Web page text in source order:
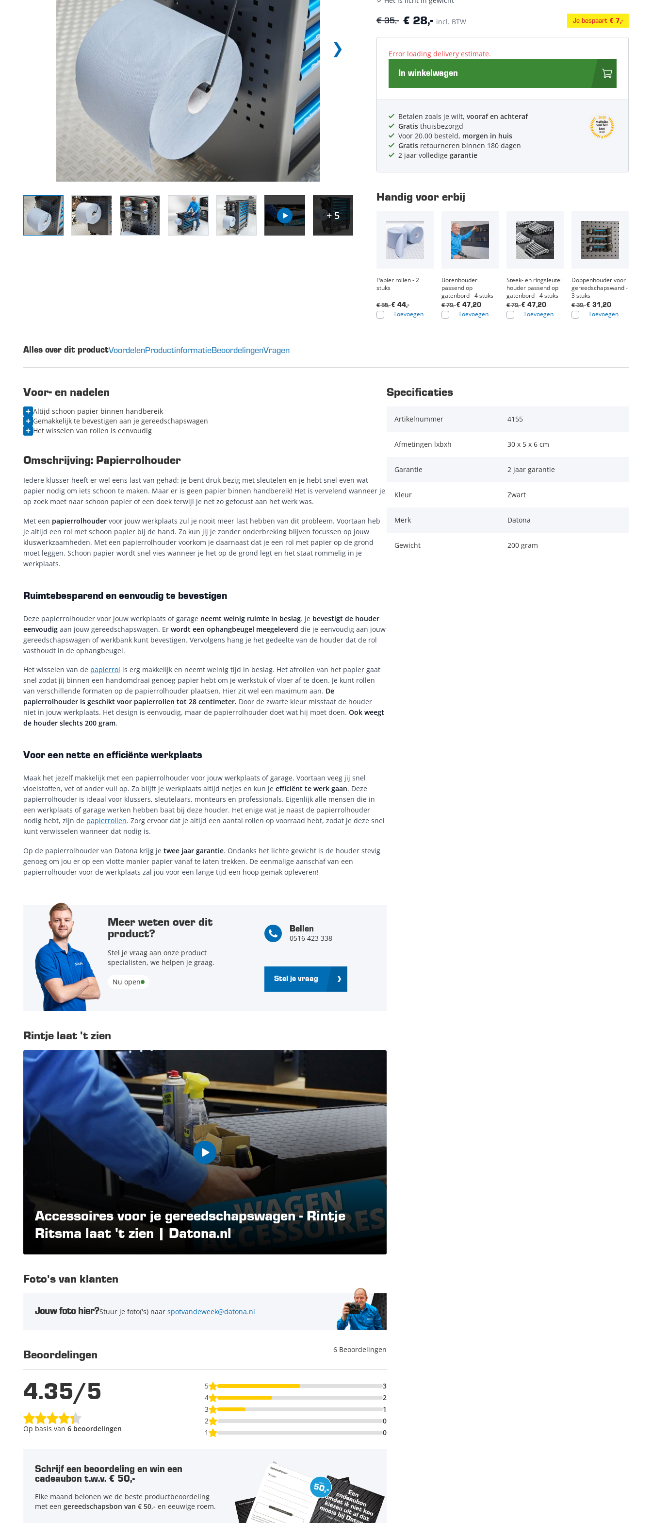
+ 5
€ 35,- € 28,- incl. BTW Je bespaart € 7,-
Error loading delivery estimate.
In winkelwagen
Betalen zoals je wilt, vooraf en achteraf
Gratis thuisbezorgd
Voor 20.00 besteld, morgen in huis
Gratis retourneren binnen 180 dagen
2 jaar volledige garantie
Handig voor erbij
Papier rollen - 2
stuks
€ 44,-
€ 55,-
Toevoegen
Borenhouder
passend op
gatenbord - 4 stuks
€ 47,20
€ 79,-
Toevoegen
Steek- en ringsleutel
houder passend op
gatenbord - 4 stuks
€ 47,20
€ 79,-
Toevoegen
Doppenhouder voor
gereedschapswand -
3 stuks
€ 31,20
€ 39,-
Toevoegen
Alles over dit productVoordelenProductinformatieBeoordelingenVragen
Specificaties
Artikelnummer 4155
Afmetingen lxbxh 30 x 5 x 6 cm
Garantie 2 jaar garantie
Kleur Zwart
Merk Datona
Gewicht 200 gram
Voor- en nadelen
Altijd schoon papier binnen handbereik
Gemakkelijk te bevestigen aan je gereedschapswagen
Het wisselen van rollen is eenvoudig
Omschrijving: Papierrolhouder
Iedere klusser heeft er wel eens last van gehad: je bent druk bezig met sleutelen en je hebt snel even wat
papier nodig om iets schoon te maken. Maar er is geen papier binnen handbereik! Het is vervelend wanneer je
op zoek moet naar schoon papier of een doek terwijl je net zo gefocust aan het werk was.
Met een papierrolhouder voor jouw werkplaats zul je nooit meer last hebben van dit probleem. Voortaan heb
je altijd een rol met schoon papier bij de hand. Zo kun jij je zonder onderbreking blijven focussen op jouw
kluswerkzaamheden. Met een papierrolhouder voorkom je daarnaast dat je een rol met papier op de grond
moet leggen. Schoon papier wordt snel vies wanneer je het op de grond legt en het staat rommelig in je
werkplaats.
Ruimtebesparend en eenvoudig te bevestigen
Deze papierrolhouder voor jouw werkplaats of garage neemt weinig ruimte in beslag. Je bevestigt de houder
eenvoudig aan jouw gereedschapswagen. Er wordt een ophangbeugel meegeleverd die je eenvoudig aan jouw
gereedschapswagen of werkbank kunt bevestigen. Vervolgens hang je het gedeelte van de houder dat de rol
vasthoudt in de ophangbeugel.
Het wisselen van de papierrol is erg makkelijk en neemt weinig tijd in beslag. Het afrollen van het papier gaat
snel zodat jij binnen een handomdraai genoeg papier hebt om je werkstuk of vloer af te doen. Je kunt rollen
van verschillende formaten op de papierrolhouder plaatsen. Hier zit wel een maximum aan. De
papierrolhouder is geschikt voor papierrollen tot 28 centimeter. Door de zwarte kleur misstaat de houder
niet in jouw werkplaats. Het design is eenvoudig, maar de papierrolhouder doet wat hij moet doen. Ook weegt
de houder slechts 200 gram.
Voor een nette en efficiënte werkplaats
Maak het jezelf makkelijk met een papierrolhouder voor jouw werkplaats of garage. Voortaan veeg jij snel
vloeistoffen, vet of ander vuil op. Zo blijft je werkplaats altijd netjes en kun je efficiënt te werk gaan. Deze
papierrolhouder is ideaal voor klussers, sleutelaars, monteurs en professionals. Eigenlijk alle mensen die in
een werkplaats of garage werken hebben baat bij deze houder. Het enige wat je naast de papierrolhouder
nodig hebt, zijn de papierrollen. Zorg ervoor dat je altijd een aantal rollen op voorraad hebt, zodat je deze snel
kunt verwisselen wanneer dat nodig is.
Op de papierrolhouder van Datona krijg je twee jaar garantie. Ondanks het lichte gewicht is de houder stevig
genoeg om jou er op een vlotte manier papier vanaf te laten trekken. De eenmalige aanschaf van een
papierrolhouder voor de werkplaats zal jou voor een lange tijd een hoop gemak opleveren!
Meer weten over dit
product?
Stel je vraag aan onze product
specialisten, we helpen je graag.
Nu open
Bellen
0516 423 338
Stel je vraag
Rintje laat 't zien
Accessoires voor je gereedschapswagen - Rintje
Ritsma laat 't zien | Datona.nl
Foto's van klanten
Jouw foto hier?Stuur je foto('s) naar spotvandeweek@datona.nl
Beoordelingen
6 Beoordelingen
4.35/5
Op basis van 6 beoordelingen
5
3
4
2
3
1
2
0
1
0
Schrijf een beoordeling en win een
cadeaubon t.w.v. € 50,-
Elke maand belonen we de beste productbeoordeling
met een gereedschapsbon van € 50,- en eeuwige roem.